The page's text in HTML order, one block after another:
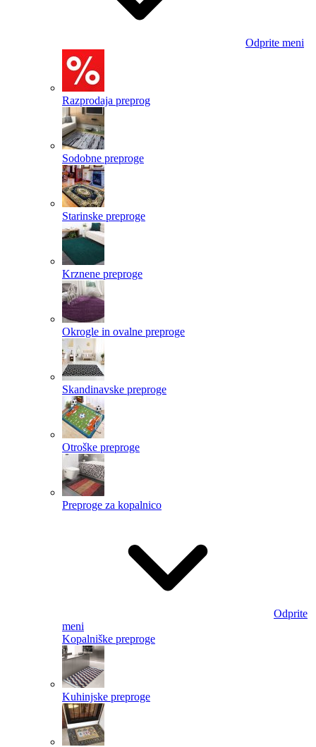
Odprite meni
Razprodaja preprog
Sodobne preproge
Starinske preproge
Krznene preproge
Okrogle in ovalne preproge
Skandinavske preproge
Otroške preproge
Preproge za kopalnico
Odprite
meni
Kopalniške preproge
Kuhinjske preproge